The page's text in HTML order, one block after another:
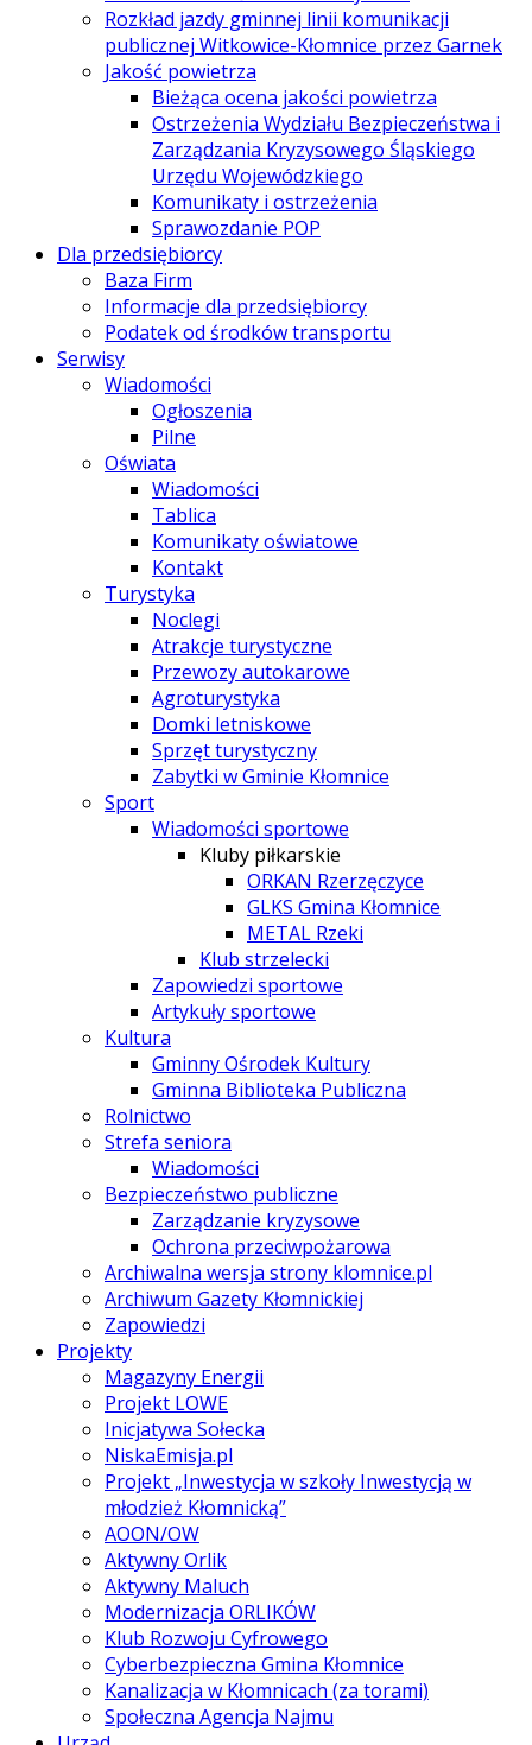
Rozkład jazdy gminnej linii komunikacji
publicznej Witkowice-Kłomnice przez Garnek
Jakość powietrza
Bieżąca ocena jakości powietrza
Ostrzeżenia Wydziału Bezpieczeństwa i
Zarządzania Kryzysowego Śląskiego
Urzędu Wojewódzkiego
Komunikaty i ostrzeżenia
Sprawozdanie POP
Dla przedsiębiorcy
Baza Firm
Informacje dla przedsiębiorcy
Podatek od środków transportu
Serwisy
Wiadomości
Ogłoszenia
Pilne
Oświata
Wiadomości
Tablica
Komunikaty oświatowe
Kontakt
Turystyka
Noclegi
Atrakcje turystyczne
Przewozy autokarowe
Agroturystyka
Domki letniskowe
Sprzęt turystyczny
Zabytki w Gminie Kłomnice
Sport
Wiadomości sportowe
Kluby piłkarskie
ORKAN Rzerzęczyce
GLKS Gmina Kłomnice
METAL Rzeki
Klub strzelecki
Zapowiedzi sportowe
Artykuły sportowe
Kultura
Gminny Ośrodek Kultury
Gminna Biblioteka Publiczna
Rolnictwo
Strefa seniora
Wiadomości
Bezpieczeństwo publiczne
Zarządzanie kryzysowe
Ochrona przeciwpożarowa
Archiwalna wersja strony klomnice.pl
Archiwum Gazety Kłomnickiej
Zapowiedzi
Projekty
Magazyny Energii
Projekt LOWE
Inicjatywa Sołecka
NiskaEmisja.pl
Projekt „Inwestycja w szkoły Inwestycją w
młodzież Kłomnicką”
AOON/OW
Aktywny Orlik
Aktywny Maluch
Modernizacja ORLIKÓW
Klub Rozwoju Cyfrowego
Cyberbezpieczna Gmina Kłomnice
Kanalizacja w Kłomnicach (za torami)
Społeczna Agencja Najmu